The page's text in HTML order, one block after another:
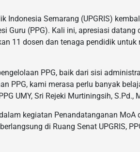
Indonesia Semarang (UPGRIS)
Guru (PPG). Kali ini, apresiasi
11 dosen dan tenaga pendidik
PPG, baik dari sisi
PPG, kami merasa perlu banyak
UMY, Sri Rejeki Murtiningsih, S.Pd.,
kegiatan Penandatanganan MoA
di Ruang Senat UPGRIS,